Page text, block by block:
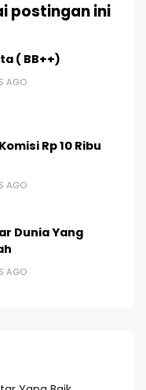
postingan ini
( BB++)
AGO
Rp 10 Ribu
AGO
Dunia Yang
AGO